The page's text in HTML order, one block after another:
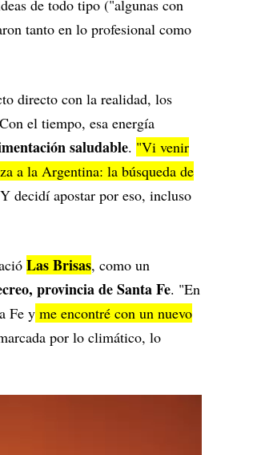
de todo tipo ("algunas con
tanto en lo profesional como
directo con la realidad, los
el tiempo, esa energía
saludable. "Vi venir
a la Argentina: la búsqueda de
Y decidí apostar por eso, incluso
Las Brisas, como un
provincia de Santa Fe. "En
Fe y me encontré con un nuevo
por lo climático, lo